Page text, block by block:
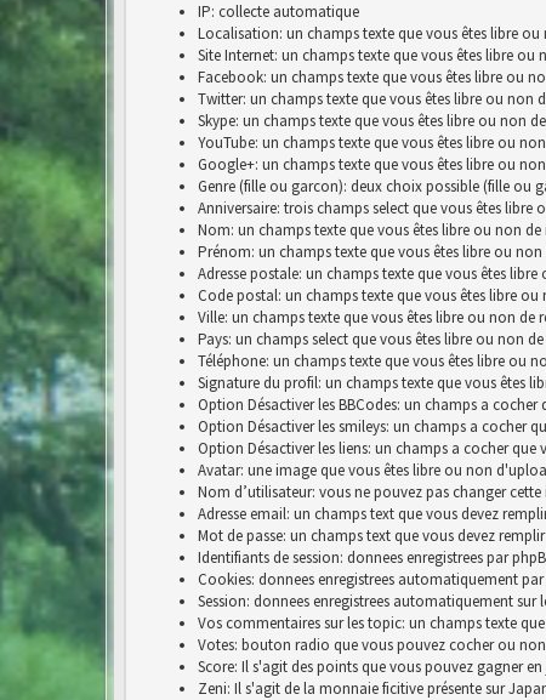
IP: collecte automatique
Localisation: un champs texte que vous êtes libre
Site Internet: un champs texte que vous êtes libre ou
Facebook: un champs texte que vous êtes libre ou
Twitter: un champs texte que vous êtes libre ou non
Skype: un champs texte que vous êtes libre ou non
YouTube: un champs texte que vous êtes libre ou
Google+: un champs texte que vous êtes libre ou
Genre (fille ou garcon): deux choix possible (fille ou
Anniversaire: trois champs select que vous êtes libre
Nom: un champs texte que vous êtes libre ou non
Prénom: un champs texte que vous êtes libre ou
Adresse postale: un champs texte que vous êtes
Code postal: un champs texte que vous êtes libre ou
Ville: un champs texte que vous êtes libre ou non de
Pays: un champs select que vous êtes libre ou non
Téléphone: un champs texte que vous êtes libre ou
Signature du profil: un champs texte que vous êtes
Option Désactiver les BBCodes: un champs a
Option Désactiver les smileys: un champs a cocher
Option Désactiver les liens: un champs a cocher
Avatar: une image que vous êtes libre ou non
Nom d’utilisateur: vous ne pouvez pas changer
Adresse email: un champs text que vous devez
Mot de passe: un champs text que vous devez remplir
Identifiants de session: donnees enregistrees par
Cookies: donnees enregistrees automatiquement
Session: donnees enregistrees automatiquement
Vos commentaires sur les topic: un champs texte
Votes: bouton radio que vous pouvez cocher ou non
Score: Il s'agit des points que vous pouvez gagner
Zeni: Il s'agit de la monnaie ficitive présente sur